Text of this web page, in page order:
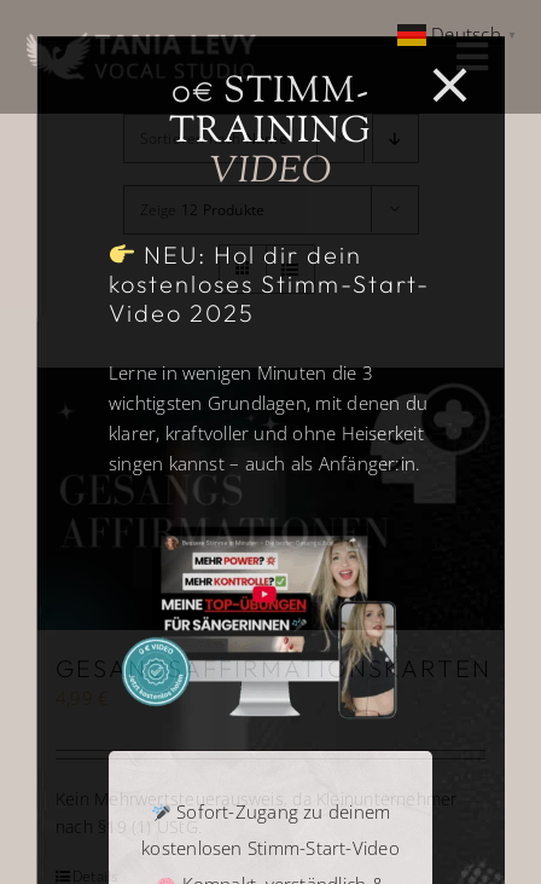
Inhalt
springen
Gesangsausbildung
Weitere Ausbildungen
Kundenstimmen
0 € Angebot
Warenkorb
Sortieren nachName
Zeige 12 Produkte
GESANGSAFFIRMATIONSKARTEN
Kein Mehrwertsteuerausweis, da Kleinunternehmer
nach §19 (1) UStG.
Details
0€ STIMM-
TRAINING
VIDEO
NEU: Hol dir dein
kostenloses Stimm-Start-
Video 2025
Lerne in wenigen Minuten die 3
wichtigsten Grundlagen, mit denen du
klarer, kraftvoller und ohne Heiserkeit
singen kannst – auch als Anfänger:in.
Sofort-Zugang zu deinem
kostenlosen Stimm-Start-Video
Deutsch ▼